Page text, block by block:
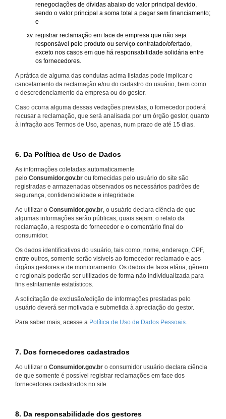
renegociações de dívidas abaixo do valor principal devido,
sendo o valor principal a soma total a pagar sem financiamento;
e
registrar reclamação em face de empresa que não seja
responsável pelo produto ou serviço contratado/ofertado,
exceto nos casos em que há responsabilidade solidária entre
os fornecedores.
A prática de alguma das condutas acima listadas pode implicar o
cancelamento da reclamação e/ou do cadastro do usuário, bem como
o descredenciamento da empresa ou do gestor.
Caso ocorra alguma dessas vedações previstas, o fornecedor poderá
recusar a reclamação, que será analisada por um órgão gestor, quanto
à infração aos Termos de Uso, apenas, num prazo de até 15 dias.
6. Da Política de Uso de Dados
As informações coletadas automaticamente
pelo Consumidor.gov.br ou fornecidas pelo usuário do site são
registradas e armazenadas observados os necessários padrões de
segurança, confidencialidade e integridade.
Ao utilizar o Consumidor.gov.br , o usuário declara ciência de que
algumas informações serão públicas, quais sejam: o relato da
reclamação, a resposta do fornecedor e o comentário final do
consumidor.
Os dados identificativos do usuário, tais como, nome, endereço, CPF,
entre outros, somente serão visíveis ao fornecedor reclamado e aos
órgãos gestores e de monitoramento. Os dados de faixa etária, gênero
e regionais poderão ser utilizados de forma não individualizada para
fins estritamente estatísticos.
A solicitação de exclusão/edição de informações prestadas pelo
usuário deverá ser motivada e submetida à apreciação do gestor.
Para saber mais, acesse a Política de Uso de Dados Pessoais.
7. Dos fornecedores cadastrados
Ao utilizar o Consumidor.gov.br o consumidor usuário declara ciência
de que somente é possível registrar reclamações em face dos
fornecedores cadastrados no site.
8. Da responsabilidade dos gestores